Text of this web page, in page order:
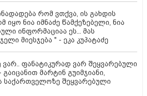
რომ ვთქვა, ის გახდის
ნია იმნაძე წამქეზებელი, ნია
ინფორმაციაა ეს... მას
მიესჯება " - ეკა კუპატაძე
ვარ.. ფანატიკურად ვარ შეყვარებული
მარტინ გუიმჯიანი,
საქართველოზე შეყვარებული